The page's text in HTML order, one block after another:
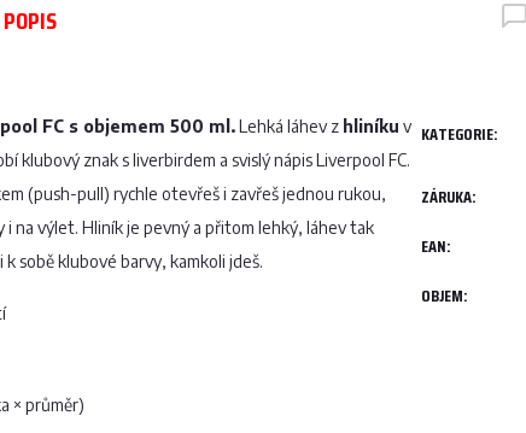
POPIS
FC s objemem 500 ml.Lehká láhev z hliníku v
klubový znak s liverbirdem a svislý nápis Liverpool FC.
(push-pull) rychle otevřeš i zavřeš jednou rukou,
na výlet. Hliník je pevný a přitom lehký, láhev tak
sobě klubové barvy, kamkoli jdeš.
× průměr)
KATEGORIE:
ZÁRUKA:
EAN:
OBJEM: